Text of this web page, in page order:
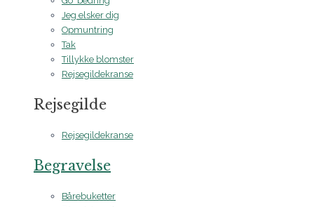
Jeg elsker dig
Opmuntring
Tak
Tillykke blomster
Rejsegildekranse
Rejsegilde
Rejsegildekranse
Begravelse
Bårebuketter